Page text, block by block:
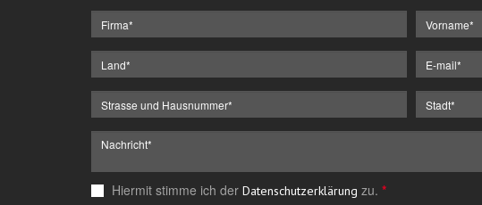
Hiermit stimme ich der Datenschutzerklärung zu. *